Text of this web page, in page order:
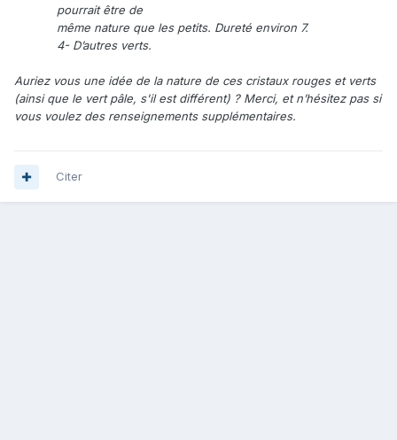
pourrait être de
même nature que les petits. Dureté environ 7.
4- D’autres verts.
Auriez vous une idée de la nature de ces cristaux rouges et verts
(ainsi que le vert pâle, s'il est différent) ? Merci, et n’hésitez pas si
vous voulez des renseignements supplémentaires.
Citer